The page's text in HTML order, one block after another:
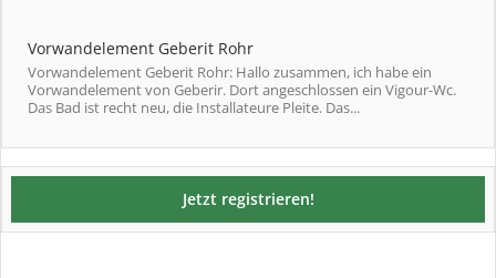
Vorwandelement Geberit Rohr
Vorwandelement Geberit Rohr: Hallo zusammen, ich habe ein
Vorwandelement von Geberir. Dort angeschlossen ein Vigour-Wc.
Das Bad ist recht neu, die Installateure Pleite. Das...
Jetzt registrieren!